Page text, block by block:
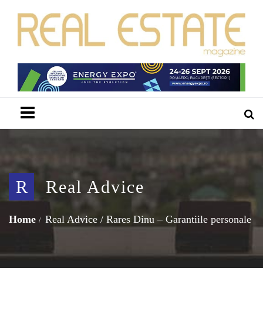
R Real Advice
Home Real Advice / Rares Dinu – Garantiile personale